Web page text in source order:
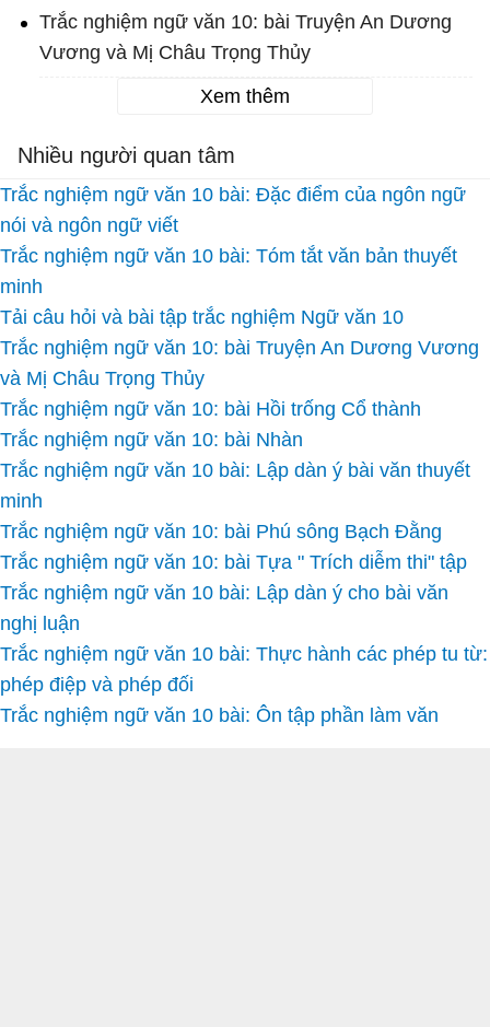
Trắc nghiệm ngữ văn 10: bài Truyện An Dương
Vương và Mị Châu Trọng Thủy
Xem thêm
Nhiều người quan tâm
Trắc nghiệm ngữ văn 10 bài: Đặc điểm của ngôn ngữ
nói và ngôn ngữ viết
Trắc nghiệm ngữ văn 10 bài: Tóm tắt văn bản thuyết
minh
Tải câu hỏi và bài tập trắc nghiệm Ngữ văn 10
Trắc nghiệm ngữ văn 10: bài Truyện An Dương Vương
và Mị Châu Trọng Thủy
Trắc nghiệm ngữ văn 10: bài Hồi trống Cổ thành
Trắc nghiệm ngữ văn 10: bài Nhàn
Trắc nghiệm ngữ văn 10 bài: Lập dàn ý bài văn thuyết
minh
Trắc nghiệm ngữ văn 10: bài Phú sông Bạch Đằng
Trắc nghiệm ngữ văn 10: bài Tựa " Trích diễm thi" tập
Trắc nghiệm ngữ văn 10 bài: Lập dàn ý cho bài văn
nghị luận
Trắc nghiệm ngữ văn 10 bài: Thực hành các phép tu từ:
phép điệp và phép đối
Trắc nghiệm ngữ văn 10 bài: Ôn tập phần làm văn